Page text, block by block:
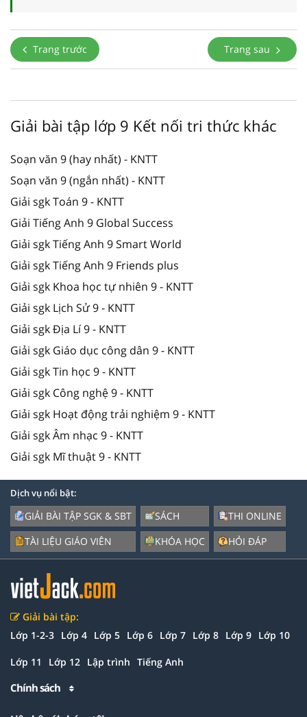
Trang trước Trang sau
Giải bài tập lớp 9 Kết nối tri thức khác
Soạn văn 9 (hay nhất) - KNTT
Soạn văn 9 (ngắn nhất) - KNTT
Giải sgk Toán 9 - KNTT
Giải Tiếng Anh 9 Global Success
Giải sgk Tiếng Anh 9 Smart World
Giải sgk Tiếng Anh 9 Friends plus
Giải sgk Khoa học tự nhiên 9 - KNTT
Giải sgk Lịch Sử 9 - KNTT
Giải sgk Địa Lí 9 - KNTT
Giải sgk Giáo dục công dân 9 - KNTT
Giải sgk Tin học 9 - KNTT
Giải sgk Công nghệ 9 - KNTT
Giải sgk Hoạt động trải nghiệm 9 - KNTT
Giải sgk Âm nhạc 9 - KNTT
Giải sgk Mĩ thuật 9 - KNTT
Dịch vụ nổi bật:
GIẢI BÀI TẬP SGK & SBT
TÀI LIỆU GIÁO VIÊN
SÁCH
KHÓA HỌC
THI ONLINE
HỎI ĐÁP
Giải bài tập:
Lớp 1-2-3 Lớp 4 Lớp 5 Lớp 6 Lớp 7 Lớp 8 Lớp 9 Lớp 10
Lớp 11 Lớp 12 Lập trình Tiếng Anh
Chính sách